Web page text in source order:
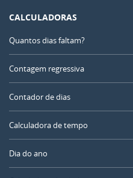
CALCULADORAS
Quantos dias faltam?
Contagem regressiva
Contador de dias
Calculadora de tempo
Dia do ano